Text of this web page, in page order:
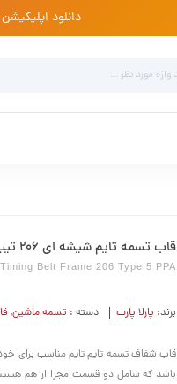
دانلود
قاب تسمه تایم شیشه ای 206 تیپ 5 PPA
Belt Frame 206 Type 5 PPA
برند: پارلا پارت دسته : تسمه ماشین,
قاب شفاف تسمه تایم تایم مناسب برای
باشد که شامل دو قسمت مجزا از هم